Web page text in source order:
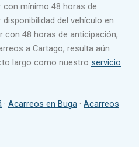
mínimo 48 horas de
del vehículo en
con 48 horas de anticipación,
a Cartago, resulta aún
largo como nuestro servicio
· Acarreos en Buga · Acarreos